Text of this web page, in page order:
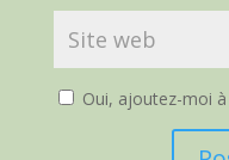
Oui, ajoutez-moi